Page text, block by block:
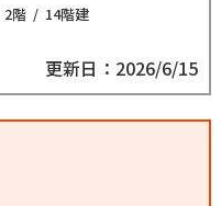
2階 / 14階建
更新日：2026/6/15